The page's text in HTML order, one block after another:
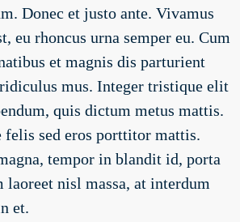
Donec et justo ante. Vivamus
eu rhoncus urna semper eu. Cum
et magnis dis parturient
mus. Integer tristique elit
quis dictum metus mattis.
felis sed eros porttitor mattis.
tempor in blandit id, porta
nisl massa, at interdum
et.